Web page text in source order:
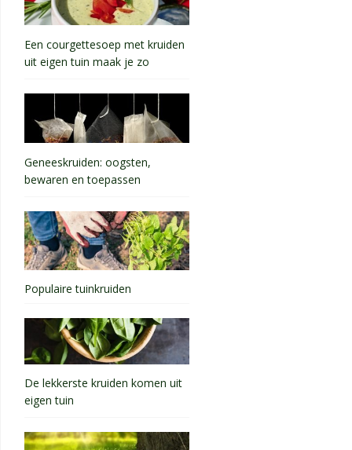
Een courgettesoep met kruiden
uit eigen tuin maak je zo
Geneeskruiden: oogsten,
bewaren en toepassen
Populaire tuinkruiden
De lekkerste kruiden komen uit
eigen tuin